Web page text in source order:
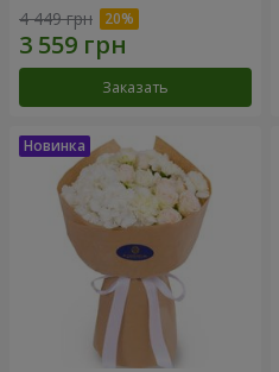
4 449 грн
Заказать